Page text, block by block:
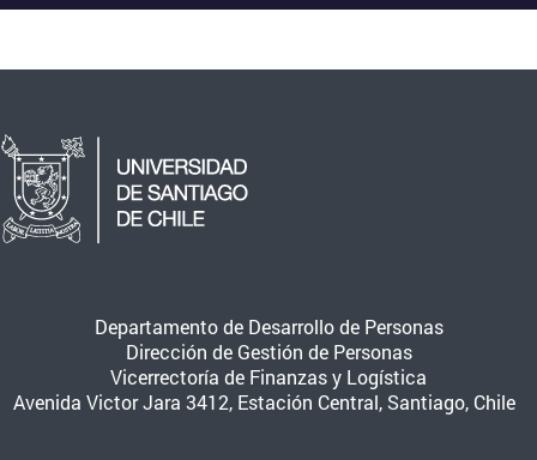
Departamento de Desarrollo de Personas
Dirección de Gestión de Personas
Vicerrectoría de Finanzas y Logística
Avenida Victor Jara 3412, Estación Central, Santiago, Chile